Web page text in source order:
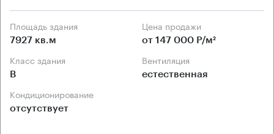
Площадь здания
7927 кв.м
Цена продажи
от 147 000 Р/м²
Класс здания
B
Вентиляция
естественная
Кондиционирование
отсутствует